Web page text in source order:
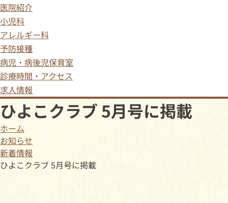
医院紹介
小児科
アレルギー科
予防接種
病児・病後児保育室
診療時間・アクセス
求人情報
ひよこクラブ 5月号に掲載
ホーム
お知らせ
新着情報
ひよこクラブ 5月号に掲載